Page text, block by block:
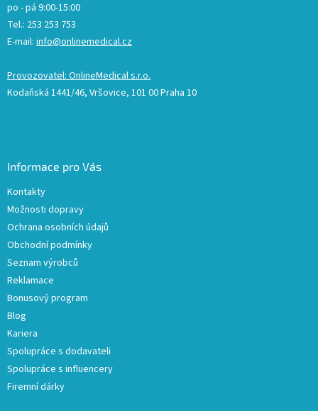
po - pá 9:00-15:00
Tel.: 253 253 753
E-mail: info@onlinemedical.cz
Provozovatel: OnlineMedical s.r.o.
Kodaňská 1441/46, Vršovice, 101 00 Praha 10
Informace pro Vás
Kontakty
Možnosti dopravy
Ochrana osobních údajů
Obchodní podmínky
Seznam výrobců
Reklamace
Bonusový program
Blog
Kariera
Spolupráce s dodavateli
Spolupráce s influencery
Firemní dárky